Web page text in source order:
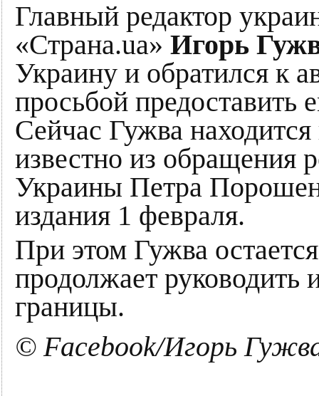
Главный редактор
«Страна.ua» Игорь
Украину и обратился к
просьбой предоставить
Сейчас Гужва
известно из обращения
Украины Петра
издания 1 февраля.
При этом Гужва
продолжает руководить
границы.
© Facebook/Игорь